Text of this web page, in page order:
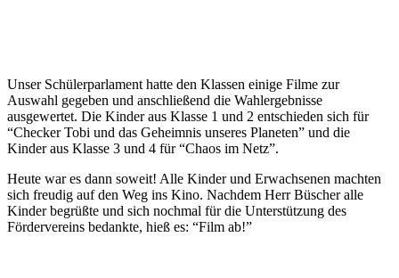
Unser Schülerparlament hatte den Klassen einige Filme zur
Auswahl gegeben und anschließend die Wahlergebnisse
ausgewertet. Die Kinder aus Klasse 1 und 2 entschieden sich für
“Checker Tobi und das Geheimnis unseres Planeten” und die
Kinder aus Klasse 3 und 4 für “Chaos im Netz”.
Heute war es dann soweit! Alle Kinder und Erwachsenen machten
sich freudig auf den Weg ins Kino. Nachdem Herr Büscher alle
Kinder begrüßte und sich nochmal für die Unterstützung des
Fördervereins bedankte, hieß es: “Film ab!”